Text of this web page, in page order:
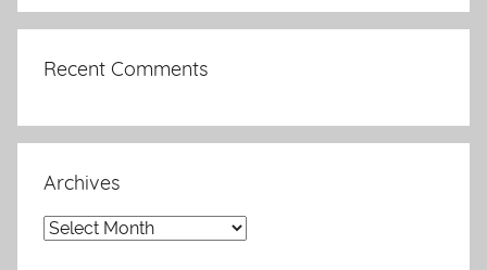
Recent Comments
Archives
Archives